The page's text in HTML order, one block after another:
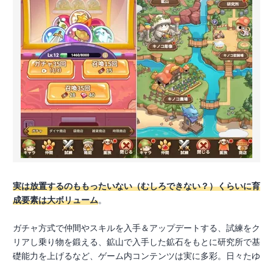
実は放置するのももったいない（むしろできない？）くらいに育
成要素は大ボリューム。
ガチャ方式で仲間やスキルを入手＆アップデートする、試練をク
リアし乗り物を鍛える、鉱山で入手した鉱石をもとに研究所で基
礎能力を上げるなど、ゲーム内コンテンツは実に多彩。日々たゆ